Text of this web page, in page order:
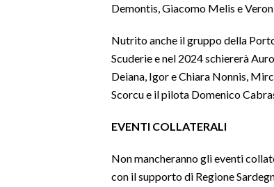
Demontis, Giacomo Melis e
Nutrito anche il gruppo della
Scuderie e nel 2024 schiererà
Deiana, Igor e Chiara Nonnis,
Scorcu e il pilota Domenico
EVENTI COLLATERALI
Non mancheranno gli eventi
con il supporto di Regione